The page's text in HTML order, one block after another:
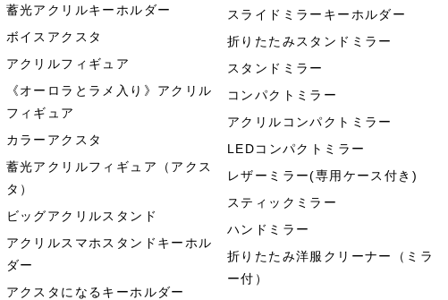
蓄光アクリルキーホルダー
ボイスアクスタ
アクリルフィギュア
《オーロラとラメ入り》アクリル
フィギュア
カラーアクスタ
蓄光アクリルフィギュア（アクス
タ）
ビッグアクリルスタンド
アクリルスマホスタンドキーホル
ダー
アクスタになるキーホルダー
スライドミラーキーホルダー
折りたたみスタンドミラー
スタンドミラー
コンパクトミラー
アクリルコンパクトミラー
LEDコンパクトミラー
レザーミラー(専用ケース付き)
スティックミラー
ハンドミラー
折りたたみ洋服クリーナー（ミラ
ー付）